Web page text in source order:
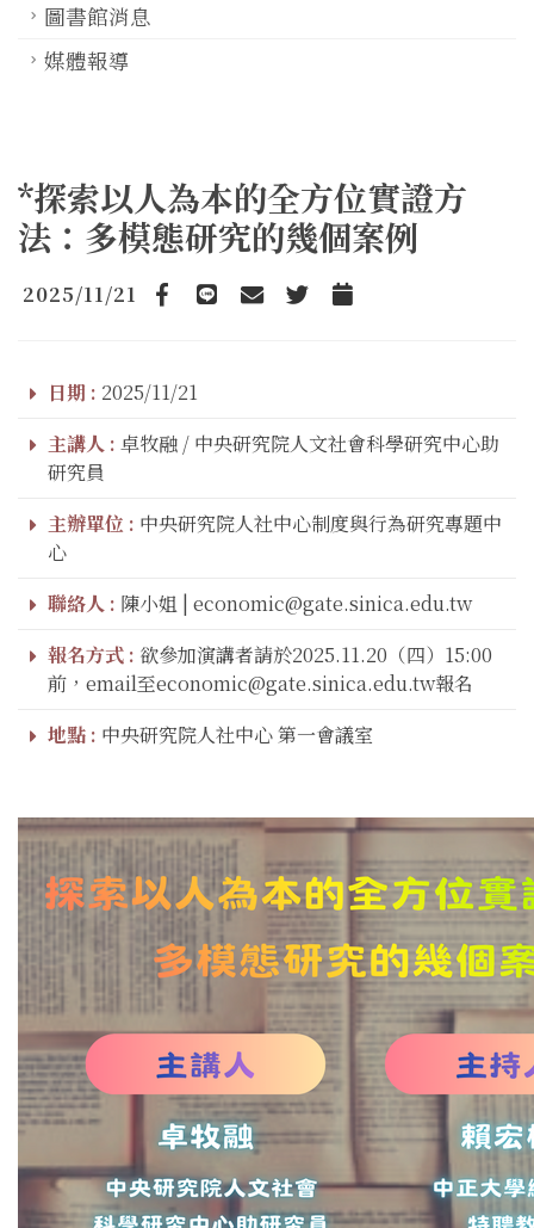
圖書館消息
媒體報導
*探索以人為本的全方位實證方
法：多模態研究的幾個案例
2025/11/21
Facebook
line emailTwitterAdd to Calendar
日期 : 2025/11/21
主講人 : 卓牧融 / 中央研究院人文社會科學研究中心助
研究員
主辦單位 : 中央研究院人社中心制度與行為研究專題中
心
聯絡人 : 陳小姐 | economic@gate.sinica.edu.tw
報名方式 : 欲參加演講者請於2025.11.20（四）15:00
前，email至economic@gate.sinica.edu.tw報名
地點 : 中央研究院人社中心 第一會議室